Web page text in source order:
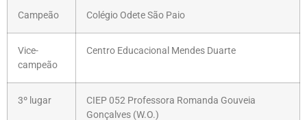
Campeão Colégio Odete São Paio
Vice-
campeão
Centro Educacional Mendes Duarte
3º lugar
CIEP 052 Professora Romanda Gouveia
Gonçalves (W.O.)